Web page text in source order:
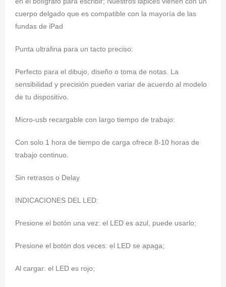
cuerpo delgado que es compatible con la mayoría de las
fundas de iPad
Punta ultrafina para un tacto preciso:
Perfecto para el dibujo, diseño o toma de notas. La
sensibilidad y precisión pueden variar de acuerdo al modelo
de tu dispositivo.
Micro-usb recargable con largo tiempo de trabajo:
Con solo 1 hora de tiempo de carga ofrece 8-10 horas de
trabajo continuo.
Sin retrasos o Delay
INDICACIONES DEL LED:
Presione el botón una vez: el LED es azul, puede usarlo;
Presione el botón dos veces: el LED se apaga;
Al cargar: el LED es rojo;